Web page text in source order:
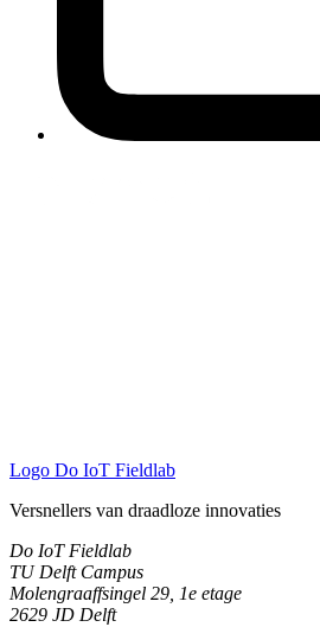
Logo Do IoT Fieldlab
Versnellers van draadloze innovaties
Do IoT Fieldlab
TU Delft Campus
Molengraaffsingel 29, 1e etage
2629 JD Delft